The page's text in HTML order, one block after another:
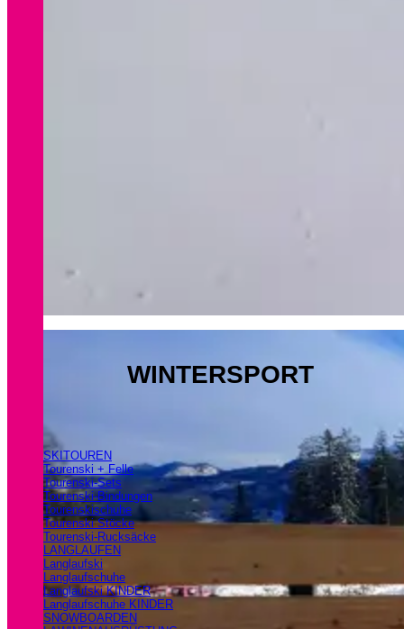
WINTERSPORT
SKITOUREN
Tourenski + Felle
Tourenski-Sets
Tourenski-Bindungen
Tourenskischuhe
Tourenski Stöcke
Tourenski-Rucksäcke
LANGLAUFEN
Langlaufski
Langlaufschuhe
Langlaufski KINDER
Langlaufschuhe KINDER
SNOWBOARDEN